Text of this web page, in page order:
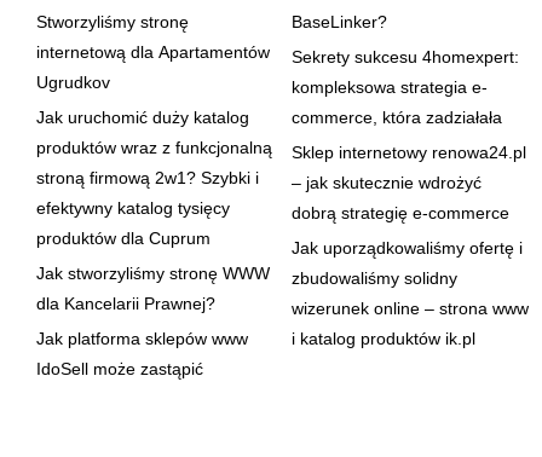
Stworzyliśmy stronę
internetową dla Apartamentów
Ugrudkov
Jak uruchomić duży katalog
produktów wraz z funkcjonalną
stroną firmową 2w1? Szybki i
efektywny katalog tysięcy
produktów dla Cuprum
Jak stworzyliśmy stronę WWW
dla Kancelarii Prawnej?
Jak platforma sklepów www
IdoSell może zastąpić
BaseLinker?
Sekrety sukcesu 4homexpert:
kompleksowa strategia e-
commerce, która zadziałała
Sklep internetowy renowa24.pl
– jak skutecznie wdrożyć
dobrą strategię e-commerce
Jak uporządkowaliśmy ofertę i
zbudowaliśmy solidny
wizerunek online – strona www
i katalog produktów ik.pl